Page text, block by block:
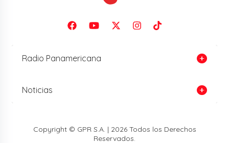
Radio Panamericana
Noticias
Copyright © GPR S.A. | 2026 Todos los Derechos
Reservados.